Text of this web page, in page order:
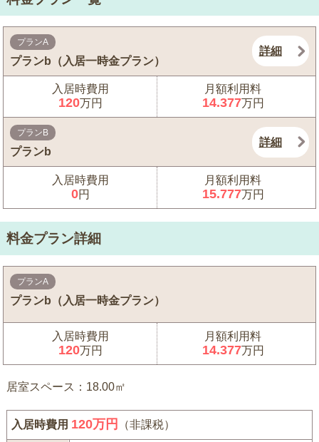
プランA
プランb（入居一時金プラン）
詳細
入居時費用
120万円
月額利用料
14.377万円
プランB
プランb
詳細
入居時費用
0円
月額利用料
15.777万円
料金プラン詳細
プランA
プランb（入居一時金プラン）
入居時費用
120万円
月額利用料
14.377万円
居室スペース：18.00㎡
入居時費用 120万円 （非課税）